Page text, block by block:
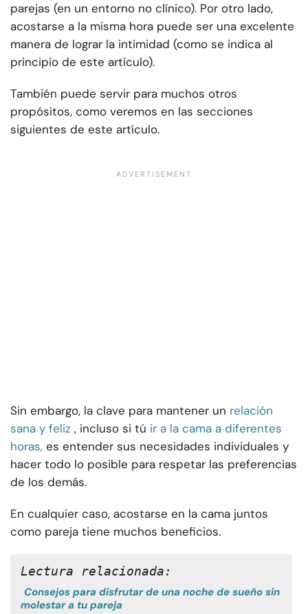
parejas (en un entorno no clínico). Por otro lado,
acostarse a la misma hora puede ser una excelente
manera de lograr la intimidad (como se indica al
principio de este artículo).
También puede servir para muchos otros
propósitos, como veremos en las secciones
siguientes de este artículo.
Sin embargo, la clave para mantener un relación
sana y feliz , incluso si tú ir a la cama a diferentes
horas, es entender sus necesidades individuales y
hacer todo lo posible para respetar las preferencias
de los demás.
En cualquier caso, acostarse en la cama juntos
como pareja tiene muchos beneficios.
Lectura relacionada:
Consejos para disfrutar de una noche de sueño sin
molestar a tu pareja